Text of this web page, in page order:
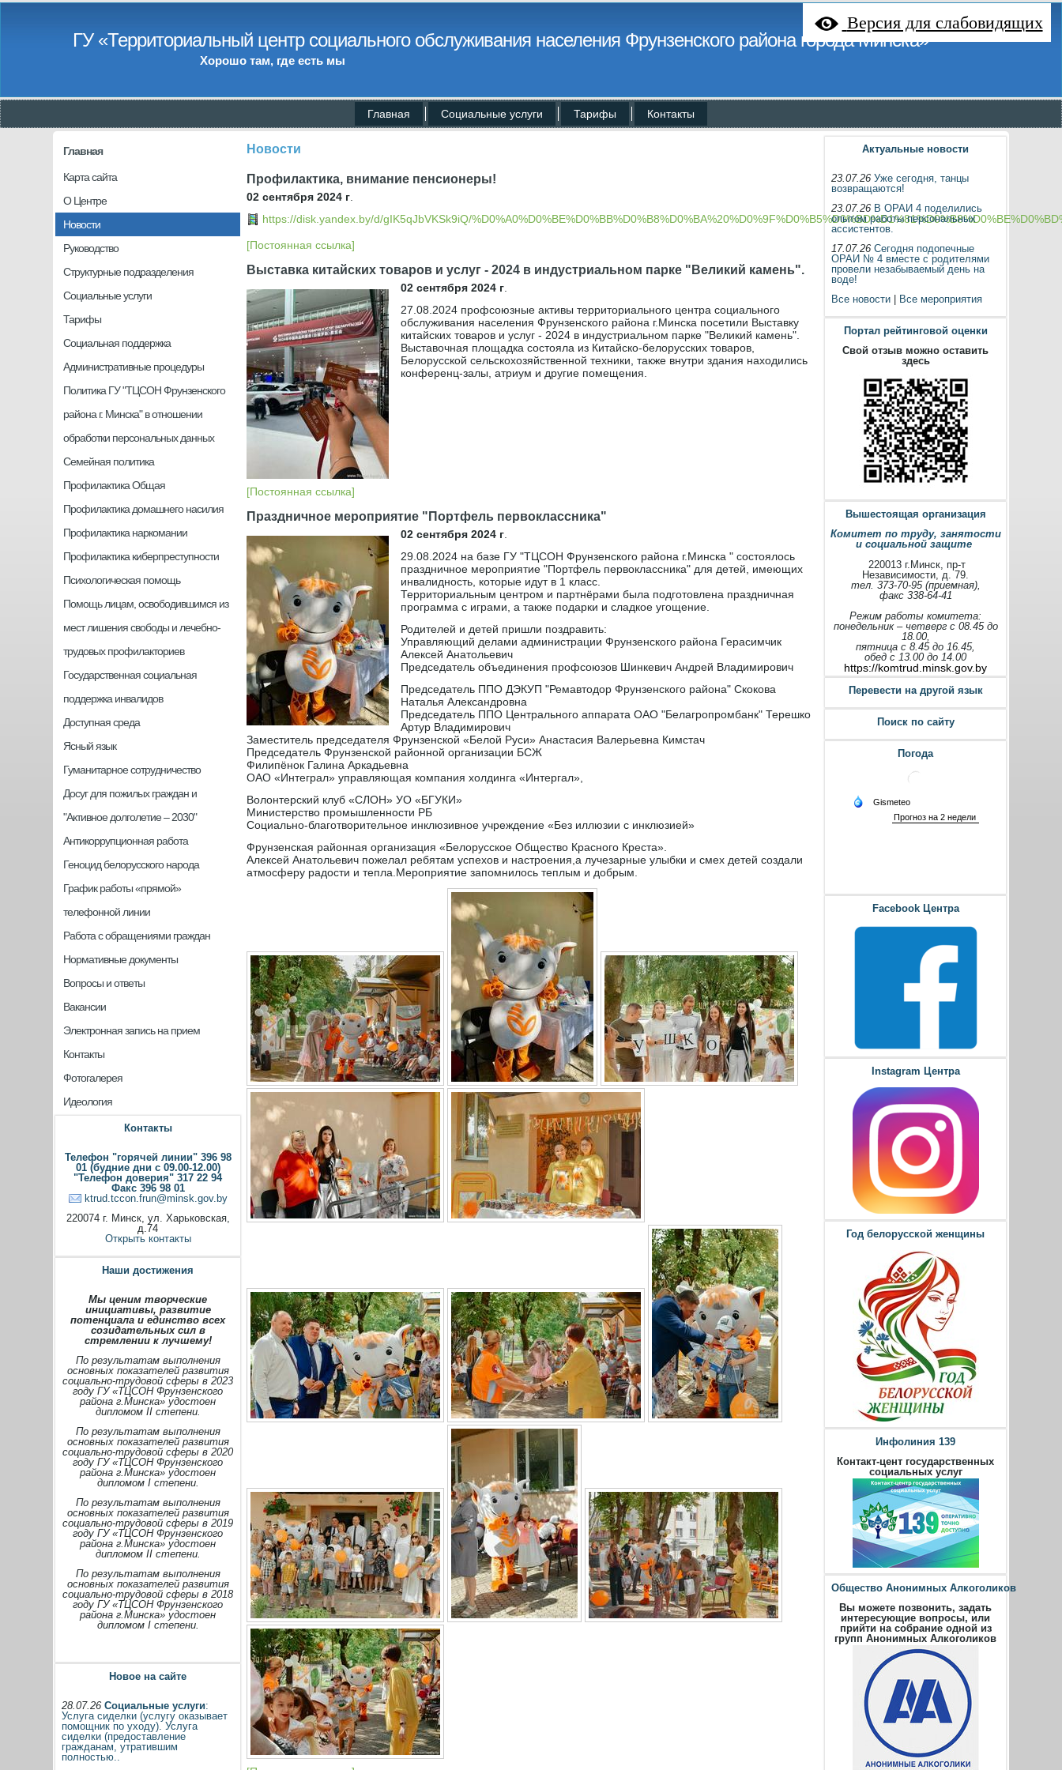
Версия для слабовидящих
ГУ «Территориальный центр социального обслуживания населения Фрунзенского района города Минска»
Хорошо там, где есть мы
Главная Социальные услуги Тарифы Контакты
Главная
Карта сайта
О Центре
Новости
Руководство
Структурные подразделения
Социальные услуги
Тарифы
Социальная поддержка
Административные процедуры
Политика ГУ "ТЦСОН Фрунзенского
района г. Минска" в отношении
обработки персональных данных
Семейная политика
Профилактика Общая
Профилактика домашнего насилия
Профилактика наркомании
Профилактика киберпреступности
Психологическая помощь
Помощь лицам, освободившимся из
мест лишения свободы и лечебно-
трудовых профилакториев
Государственная социальная
поддержка инвалидов
Доступная среда
Ясный язык
Гуманитарное сотрудничество
Досуг для пожилых граждан и
"Активное долголетие – 2030"
Антикоррупционная работа
Геноцид белорусского народа
График работы «прямой»
телефонной линии
Работа с обращениями граждан
Нормативные документы
Вопросы и ответы
Вакансии
Электронная запись на прием
Контакты
Фотогалерея
Идеология
Контакты
Телефон "горячей линии" 396 98
01 (будние дни с 09.00-12.00)
"Телефон доверия" 317 22 94
Факс 396 98 01
ktrud.tccon.frun@minsk.gov.by
220074 г. Минск, ул. Харьковская,
д.74
Открыть контакты
Наши достижения
Мы ценим творческие
инициативы, развитие
потенциала и единство всех
созидательных сил в
стремлении к лучшему!
По результатам выполнения
основных показателей развития
социально-трудовой сферы в 2023
году ГУ «ТЦСОН Фрунзенского
района г.Минска» удостоен
дипломом II степени.
По результатам выполнения
основных показателей развития
социально-трудовой сферы в 2020
году ГУ «ТЦСОН Фрунзенского
района г.Минска» удостоен
дипломом I степени.
По результатам выполнения
основных показателей развития
социально-трудовой сферы в 2019
году ГУ «ТЦСОН Фрунзенского
района г.Минска» удостоен
дипломом II степени.
По результатам выполнения
основных показателей развития
социально-трудовой сферы в 2018
году ГУ «ТЦСОН Фрунзенского
района г.Минска» удостоен
дипломом I степени.
Новое на сайте
28.07.26 Социальные услуги:
Услуга сиделки (услугу оказывает
помощник по уходу). Услуга
сиделки (предоставление
гражданам, утратившим
полностью..
Новости
Профилактика, внимание пенсионеры!
02 сентября 2024 г
https://disk.yandex.by/d/gIK5qJbVKSk9iQ/
[Постоянная ссылка]
Выставка китайских товаров и услуг - 2024 в индустриальном парке "Великий камень".
02 сентября 2024 г
27.08.2024 профсоюзные активы территориального центра социального
обслуживания населения Фрунзенского района г.Минска посетили Выставку
китайских товаров и услуг - 2024 в индустриальном парке "Великий камень".
Выставочная площадка состояла из Китайско-белорусских товаров,
Белорусской сельскохозяйственной техники, также внутри здания находились
конференц-залы, атриум и другие помещения.
[Постоянная ссылка]
Праздничное мероприятие "Портфель первоклассника"
02 сентября 2024 г
29.08.2024 на базе ГУ "ТЦСОН Фрунзенского района г.Минска " состоялось
праздничное мероприятие "Портфель первоклассника" для детей, имеющих
инвалидность, которые идут в 1 класс.
Территориальным центром и партнёрами была подготовлена праздничная
программа с играми, а также подарки и сладкое угощение.
Родителей и детей пришли поздравить:
Управляющий делами администрации Фрунзенского района Герасимчик
Алексей Анатольевич
Председатель объединения профсоюзов Шинкевич Андрей Владимирович
Председатель ППО ДЭКУП "Ремавтодор Фрунзенского района" Скокова
Наталья Александровна
Председатель ППО Центрального аппарата ОАО "Белагропромбанк" Терешко
Артур Владимирович
Заместитель председателя Фрунзенской «Белой Руси» Анастасия Валерьевна Кимстач
Председатель Фрунзенской районной организации БСЖ
Филипёнок Галина Аркадьевна
ОАО «Интеграл» управляющая компания холдинга «Интергал»,
Волонтерский клуб «СЛОН» УО «БГУКИ»
Министерство промышленности РБ
Социально-благотворительное инклюзивное учреждение «Без иллюзии с инклюзией»
Фрунзенская районная организация «Белорусское Общество Красного Креста».
Алексей Анатольевич пожелал ребятам успехов и настроения,а лучезарные улыбки и смех детей создали
атмосферу радости и тепла.Мероприятие запомнилось теплым и добрым.
Актуальные новости
23.07.26Уже сегодня, танцы
возвращаются!
23.07.26 В ОРАИ 4 поделились
опытом работы персональных
ассистентов.
17.07.26Сегодня подопечные
ОРАИ № 4 вместе с родителями
провели незабываемый день на
воде!
Все новости
Все мероприятия
Портал рейтинговой оценки
Свой отзыв можно оставить
здесь
Вышестоящая организация
Комитет по труду, занятости
и социальной защите
220013 г.Минск, пр-т
Независимости, д. 79.
тел. 373-70-95 (приемная),
факс 338-64-41
Режим работы комитета:
понедельник – четверг с 08.45 до
18.00,
пятница с 8.45 до 16.45,
обед с 13.00 до 14.00
https://komtrud.minsk.gov.by
Перевести на другой язык
Поиск по сайту
Погода
Facebook Центра
Instagram Центра
Год белорусской женщины
Инфолиния 139
Контакт-цент государственных
социальных услуг
Общество Анонимных Алкоголиков
Вы можете позвонить, задать
интересующие вопросы, или
прийти на собрание одной из
групп Анонимных Алкоголиков